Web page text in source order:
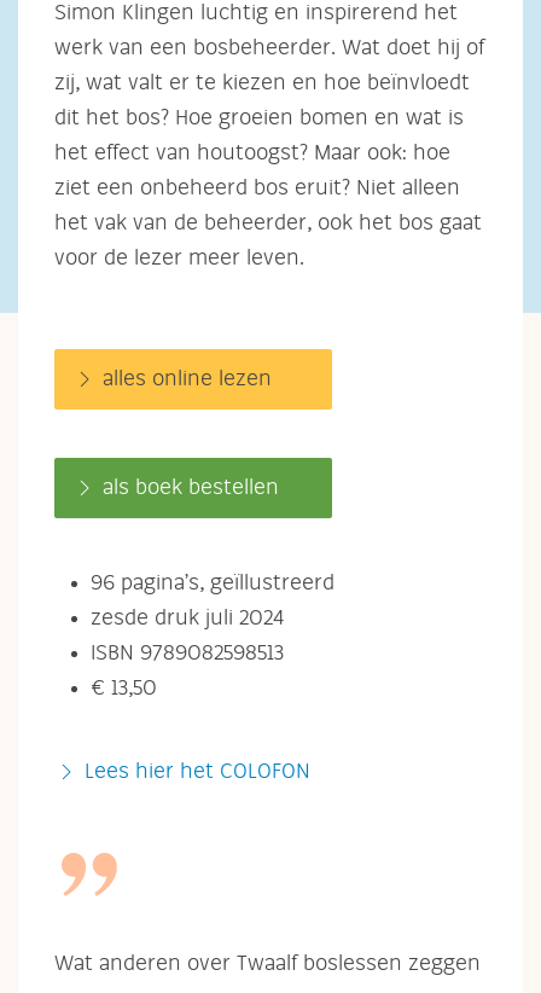
Simon Klingen luchtig en inspirerend het
werk van een bosbeheerder. Wat doet hij of
zij, wat valt er te kiezen en hoe beïnvloedt
dit het bos? Hoe groeien bomen en wat is
het effect van houtoogst? Maar ook: hoe
ziet een onbeheerd bos eruit? Niet alleen
het vak van de beheerder, ook het bos gaat
voor de lezer meer leven.
alles online lezen
als boek bestellen
96 pagina’s, geïllustreerd
zesde druk juli 2024
ISBN 9789082598513
€ 13,50
Lees hier het COLOFON
Wat anderen over Twaalf boslessen zeggen